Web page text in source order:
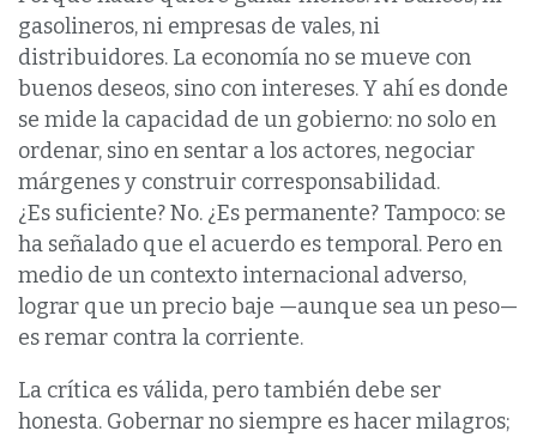
gasolineros, ni empresas de vales, ni
distribuidores. La economía no se mueve con
buenos deseos, sino con intereses. Y ahí es donde
se mide la capacidad de un gobierno: no solo en
ordenar, sino en sentar a los actores, negociar
márgenes y construir corresponsabilidad.
¿Es suficiente? No. ¿Es permanente? Tampoco: se
ha señalado que el acuerdo es temporal. Pero en
medio de un contexto internacional adverso,
lograr que un precio baje —aunque sea un peso—
es remar contra la corriente.
La crítica es válida, pero también debe ser
honesta. Gobernar no siempre es hacer milagros;